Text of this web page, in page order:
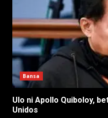
Bansa
Ulo ni Apollo Quiboloy,
Unidos